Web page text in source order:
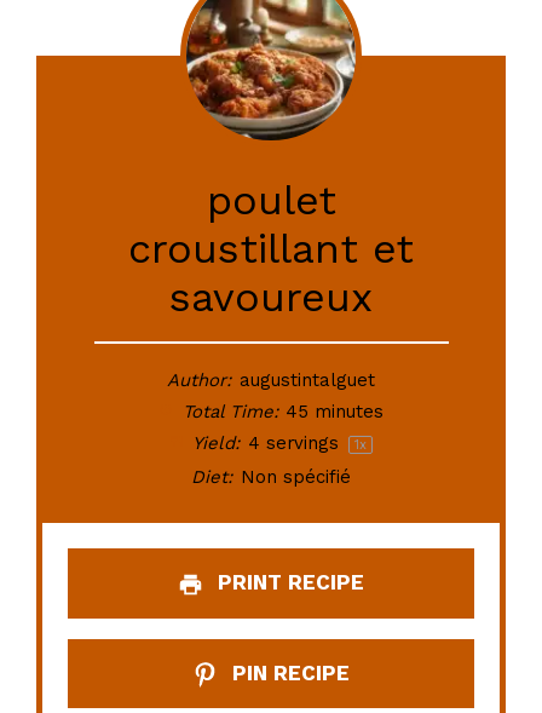
poulet
croustillant et
savoureux
Author: augustintalguet
Total Time: 45 minutes
Yield: 4 servings 1x
Diet: Non spécifié
PRINT RECIPE
PIN RECIPE